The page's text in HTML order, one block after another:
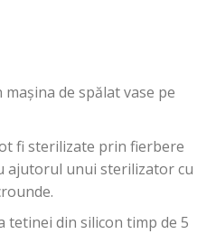
de spălat vase pe
fi sterilizate prin fierbere
ajutorul unui sterilizator cu
tetinei din silicon timp de 5